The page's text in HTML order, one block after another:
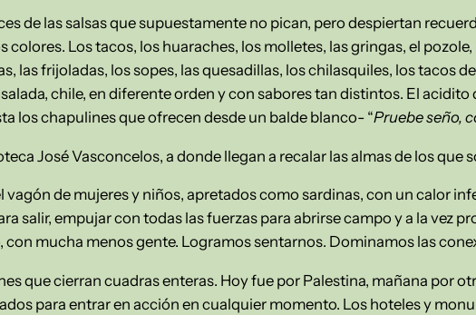
de las salsas que supuestamente no pican, pero despiertan
colores. Los tacos, los huaraches, los molletes, las gringas, el
las frijoladas, los sopes, las quesadillas, los chilasquiles, los tacos
chile, en diferente orden y con sabores tan distintos. El
los chapulines que ofrecen desde un balde blanco- “Pruebe seño,
José Vasconcelos, a donde llegan a recalar las almas de los que
vagón de mujeres y niños, apretados como sardinas, con un calor
salir, empujar con todas las fuerzas para abrirse campo y a la vez
con mucha menos gente. Logramos sentarnos. Dominamos las
que cierran cuadras enteras. Hoy fue por Palestina, mañana por
para entrar en acción en cualquier momento. Los hoteles y